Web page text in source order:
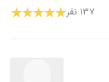
۱۳۷ نفر